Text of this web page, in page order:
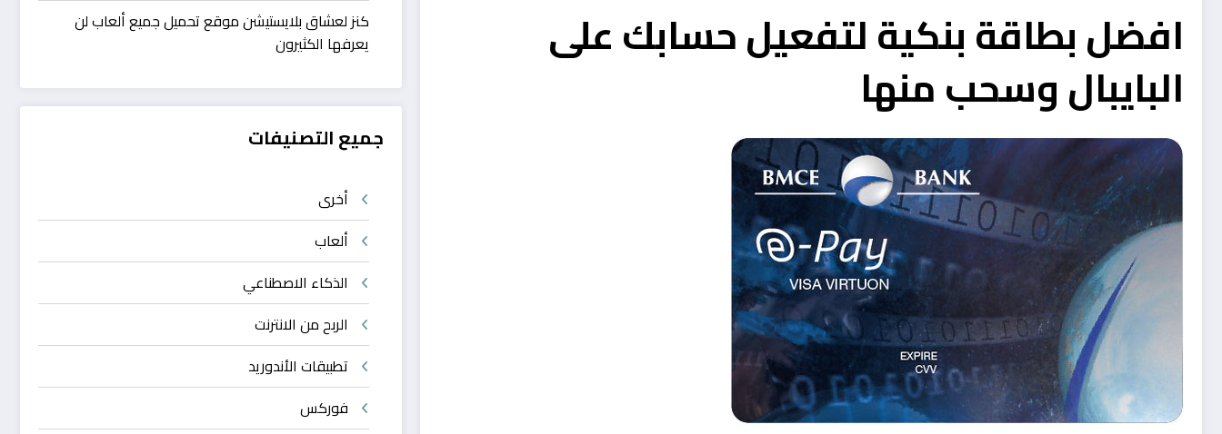
افضل بطاقة بنكية لتفعيل حسابك على
البايبال وسحب منها
كنز لعشاق بلايستيشن موقع تحميل جميع ألعاب لن
يعرفها الكثيرون
جميع التصنيفات
أخرى
ألعاب
الذكاء الاصطناعي
الربح من الانترنت
تطبيقات الأندوريد
فوركس